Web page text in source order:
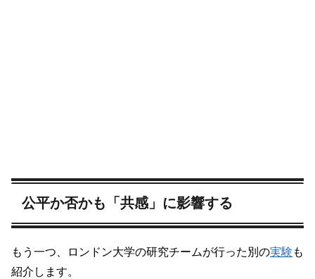
公平か否かも「共感」に影響する
もう一つ、ロンドン大学の研究チームが行った別の実験 も
紹介します。